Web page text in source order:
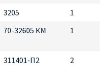
3205
1
70-32605 КМ 1
311401-П2 2